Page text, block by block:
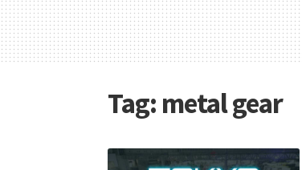
Tag: metal gear